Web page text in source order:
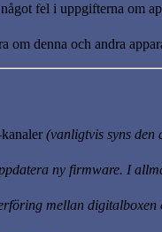
fel i uppgifterna om
om denna och andra
(vanligtvis syns
ny firmware. I
mellan